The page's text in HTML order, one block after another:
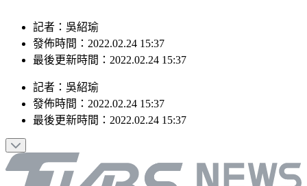
發佈時間：2022.02.24 15:37
最後更新時間：2022.02.24 15:37
發佈時間：2022.02.24 15:37
最後更新時間：2022.02.24 15:37